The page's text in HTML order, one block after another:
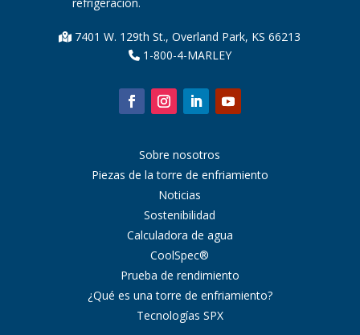
7401 W. 129th St., Overland Park, KS 66213
1-800-4-MARLEY
Sobre nosotros
Piezas de la torre de enfriamiento
Noticias
Sostenibilidad
Calculadora de agua
CoolSpec®
Prueba de rendimiento
¿Qué es una torre de enfriamiento?
Tecnologías SPX